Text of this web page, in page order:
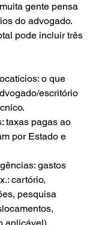
gente pensa
do advogado.
pode incluir três
o que
escritório
taxas pagas ao
por Estado e
gastos
cartório,
pesquisa